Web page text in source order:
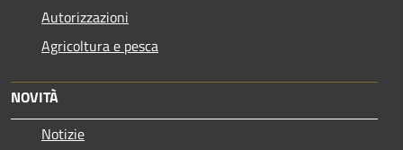
Autorizzazioni
Agricoltura e pesca
NOVITÀ
Notizie